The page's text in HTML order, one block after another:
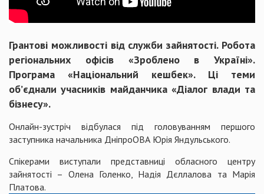
Грантові можливості від служби зайнятості. Робота
регіональних офісів «Зроблено в Україні».
Програма «Національний кешбек». Ці теми
об’єднали учасників майданчика «Діалог влади та
бізнесу».
Онлайн-зустріч відбулася під головуванням першого
заступника начальника ДніпроОВА Юрія Яндульського.
Спікерами виступали представниці обласного центру
зайнятості – Олена Голенко, Надія Дєллалова та Марія
Платова.